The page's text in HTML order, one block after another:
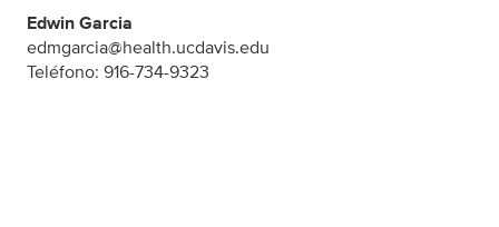
Edwin Garcia
edmgarcia@health.ucdavis.edu
Teléfono: 916-734-9323